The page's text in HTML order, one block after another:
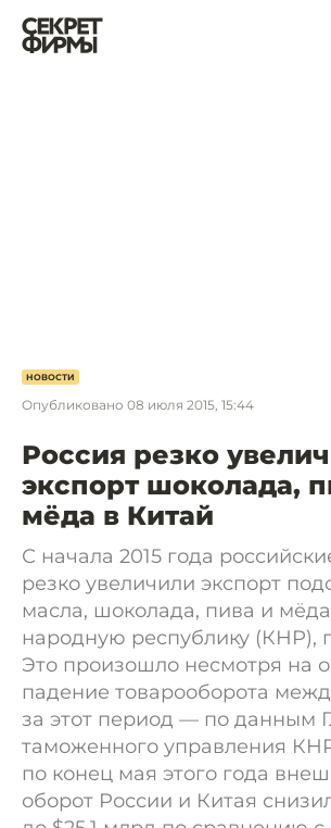
НОВОСТИ
Опубликовано 08 июля 2015, 15:44
Россия резко
экспорт шоколада,
мёда в Китай
С начала 2015 года
резко увеличили экспорт
масла, шоколада, пива и
народную республику (КНР),
Это произошло несмотря на
падение товарооборота
за этот период — по данным
таможенного управления
по конец мая этого года
оборот России и Китая